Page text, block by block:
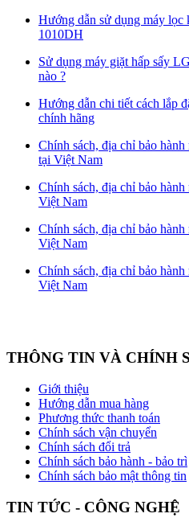
Hướng dẫn sử dụng máy
1010DH
Sử dụng máy giặt hấp sấy
nào ?
Hướng dẫn chi tiết cách lắp
chính hãng
Chính sách, địa chỉ bảo
tại Việt Nam
Chính sách, địa chỉ bảo
Việt Nam
Chính sách, địa chỉ bảo
Việt Nam
Chính sách, địa chỉ bảo
Việt Nam
THÔNG TIN VÀ CHÍNH
Giới thiệu
Hướng dẫn mua hàng
Phương thức thanh toán
Chính sách vận chuyển
Chính sách đổi trả
Chính sách bảo hành - bảo trì
Chính sách bảo mật thông tin
TIN TỨC - CÔNG NGHỆ